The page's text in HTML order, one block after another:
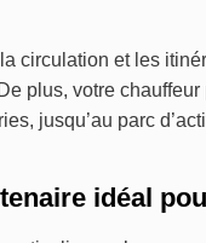
circulation et les
plus, votre
jusqu’au parc
idéal